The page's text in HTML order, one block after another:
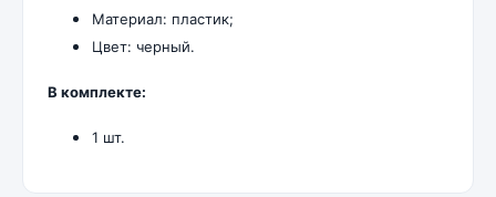
Материал: пластик;
Цвет: черный.
В комплекте:
1 шт.